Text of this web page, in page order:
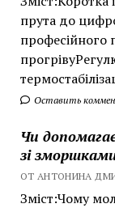
прута до
професійного
Оставить
Чи
зі
ОТ АНТОНИНА
Зміст:Чому